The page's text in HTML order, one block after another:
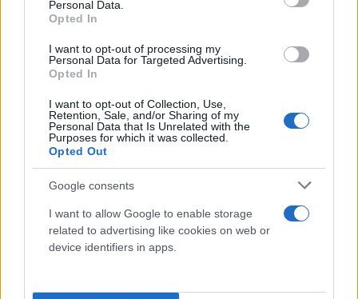
Personal Data.
Opted In
I want to opt-out of processing my
Personal Data for Targeted Advertising.
Opted In
I want to opt-out of Collection, Use,
Retention, Sale, and/or Sharing of my
Personal Data that Is Unrelated with the
Purposes for which it was collected.
Opted Out
Google consents
I want to allow Google to enable storage
related to advertising like cookies on web or
device identifiers in apps.
Έξυπνη Διαχείριση:
αυτοκινήτου, μπορείτε να ορίσετε ένα "όριο"
εκφόρτισης (π.χ. μέχρι 20%), ώστε να είστε
σίγουροι ότι θα έχετε πάντα αρκετή μπαταρία για